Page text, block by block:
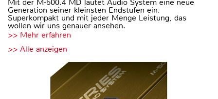
Mit der M-500.4 MD läutet Audio System eine neue
Generation seiner kleinsten Endstufen ein.
Superkompakt und mit jeder Menge Leistung, das
wollen wir uns genauer ansehen.
>> Mehr erfahren
>> Alle anzeigen